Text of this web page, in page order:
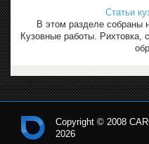
Статьи
В этом разделе собраны
Кузовные работы. Рихтовка,
Copyright © 2008
2026